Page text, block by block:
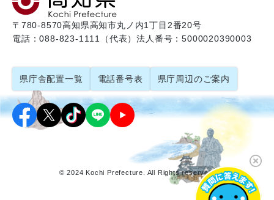
〒780-8570高知県高知市丸ノ内1丁目2番20号
電話：088-823-1111（代表）法人番号：5000020390003
県庁舎配置一覧 電話番号表 県庁周辺のご案内
© 2024 Kochi Prefecture. All Rights reserved.